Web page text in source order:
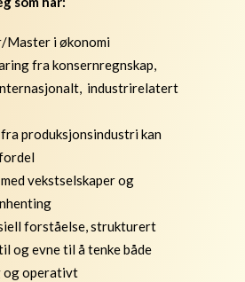
Master i økonomi
fra konsernregnskap,
industrirelatert
produksjonsindustri kan
vekstselskaper og
forståelse, strukturert
og evne til å tenke både
og operativt